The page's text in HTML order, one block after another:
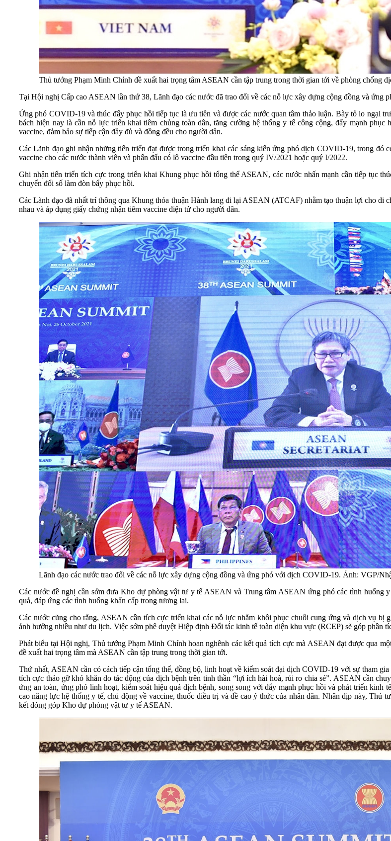
Thủ tướng Phạm Minh Chính đề xuất hai trọng tâm ASEAN cần tập trung trong thời gian tới về phòng chống
Tại Hội nghị Cấp cao ASEAN lần thứ 38, Lãnh đạo các nước đã trao đổi về các nỗ lực xây dựng cộng đồng và ứng
Ứng phó COVID-19 và thúc đẩy phục hồi tiếp tục là ưu tiên và được các nước quan tâm thảo luận. Bày tỏ lo ngại
bách hiện nay là cần nỗ lực triển khai tiêm chủng toàn dân, tăng cường hệ thống y tế công cộng, đẩy mạnh
vaccine, đảm bảo sự tiếp cận đầy đủ và đồng đều cho người dân.
Các Lãnh đạo ghi nhận những tiến triển đạt được trong triển khai các sáng kiến ứng phó dịch COVID-19, trong
vaccine cho các nước thành viên và phấn đấu có lô vaccine đầu tiên trong quý IV/2021 hoặc quý I/2022.
Ghi nhận tiến triển tích cực trong triển khai Khung phục hồi tổng thể ASEAN, các nước nhấn mạnh cần tiếp tục
chuyển đổi số làm đòn bẩy phục hồi.
Các Lãnh đạo đã nhất trí thông qua Khung thỏa thuận Hành lang đi lại ASEAN (ATCAF) nhằm tạo thuận lợi cho di
nhau và áp dụng giấy chứng nhận tiêm vaccine điện tử cho người dân.
Lãnh đạo các nước trao đổi về các nỗ lực xây dựng cộng đồng và ứng phó với dịch COVID-19. Ảnh: VGP/
Các nước đề nghị cần sớm đưa Kho dự phòng vật tư y tế ASEAN và Trung tâm ASEAN ứng phó các tình huống
quả, đáp ứng các tình huống khẩn cấp trong tương lai.
Các nước cũng cho rằng, ASEAN cần tích cực triển khai các nỗ lực nhằm khôi phục chuỗi cung ứng và dịch vụ bị
ảnh hưởng nhiều như du lịch. Việc sớm phê duyệt Hiệp định Đối tác kinh tế toàn diện khu vực (RCEP) sẽ góp phần
Phát biểu tại Hội nghị, Thủ tướng Phạm Minh Chính hoan nghênh các kết quả tích cực mà ASEAN đạt được qua
đề xuất hai trọng tâm mà ASEAN cần tập trung trong thời gian tới.
Thứ nhất ASEAN cần có cách tiếp cận tổng thể, đồng bộ, linh hoạt về kiểm soát đại dịch COVID-19 với sự tham
tích cực tháo gỡ khó khăn do tác động của dịch bệnh trên tinh thần “lợi ích hài hoà, rủi ro chia sẻ”. ASEAN cần
ứng an toàn, ứng phó linh hoạt, kiểm soát hiệu quả dịch bệnh, song song với đẩy mạnh phục hồi và phát triển kinh
cao năng lực hệ thống y tế, chủ động về vaccine, thuốc điều trị và đề cao ý thức của nhân dân. Nhân dịp này,
kết đóng góp Kho dự phòng vật tư y tế ASEAN.